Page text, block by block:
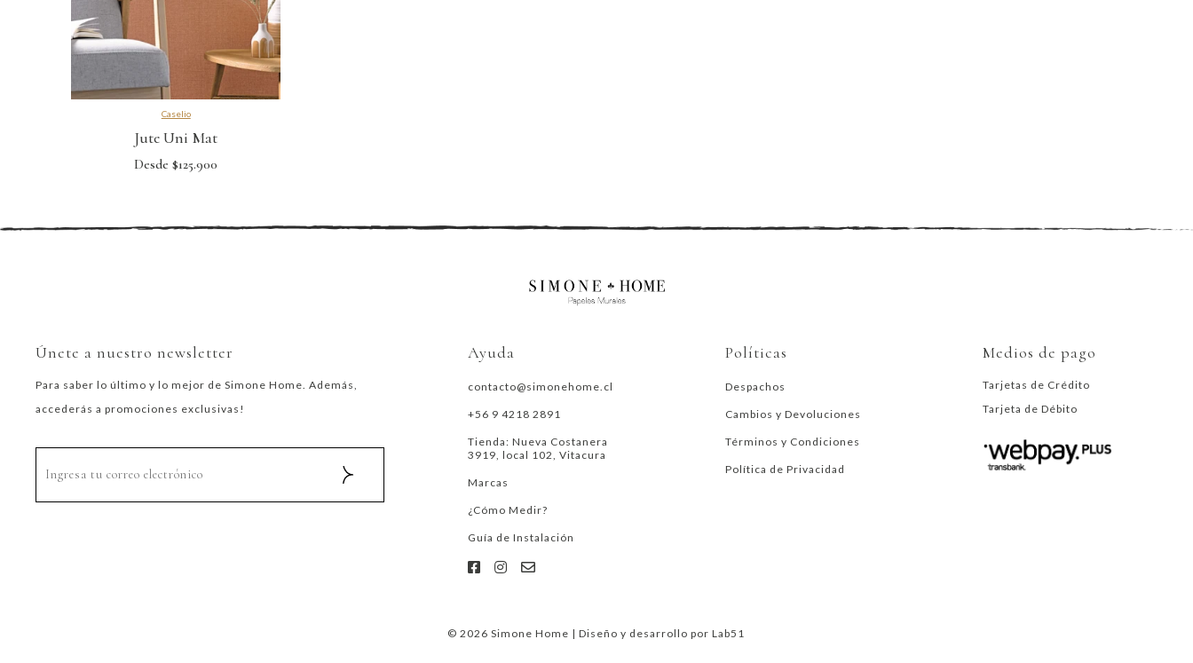
Caselio
Jute Uni Mat
Desde $125.900
Únete a nuestro newsletter
Para saber lo último y lo mejor de Simone Home. Además,
accederás a promociones exclusivas!
Ayuda
contacto@simonehome.cl
+56 9 4218 2891
Tienda: Nueva Costanera
3919, local 102, Vitacura
Marcas
¿Cómo Medir?
Guía de Instalación
Políticas
Despachos
Cambios y Devoluciones
Términos y Condiciones
Política de Privacidad
Medios de pago
Tarjetas de Crédito
Tarjeta de Débito
© 2026 Simone Home | Diseño y desarrollo porLab51